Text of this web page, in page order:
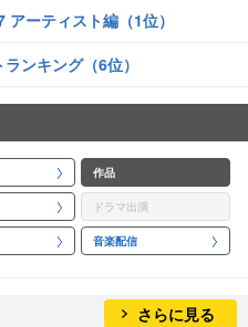
ーティスト編（1位）
ンキング（6位）
作品
ドラマ出演
音楽配信
さらに見る